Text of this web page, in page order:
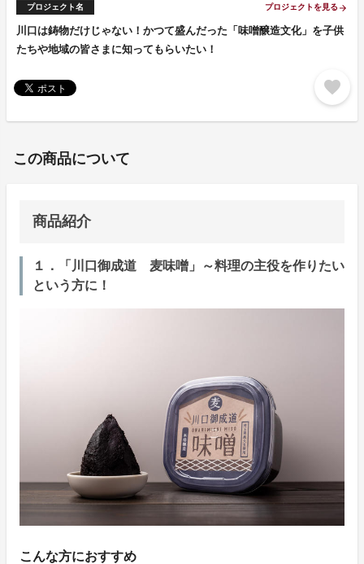
プロジェクト名 プロジェクトを見る arrow_forward
川口は鋳物だけじゃない！かつて盛んだった「味噌醸造文化」を子供
たちや地域の皆さまに知ってもらいたい！
favorite
この商品について
商品紹介
１．「川口御成道 麦味噌」～料理の主役を作りたい
という方に！
こんな方におすすめ